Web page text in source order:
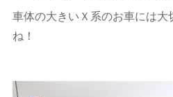
車体の大きいＸ系のお車には
ね！